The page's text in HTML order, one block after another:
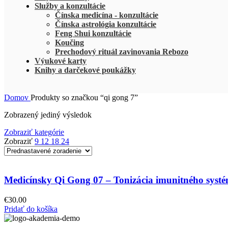
Služby a konzultácie
Čínska medicína - konzultácie
Čínska astrológia konzultácie
Feng Shui konzultácie
Koučing
Prechodový rituál zavinovania Rebozo
Výukové karty
Knihy a darčekové poukážky
Domov Produkty so značkou “qi gong 7”
Zobrazený jediný výsledok
Zobraziť kategórie
Zobraziť 9 12 18 24
Medicínsky Qi Gong 07 – Tonizácia imunitného
€30.00
Pridať do košíka